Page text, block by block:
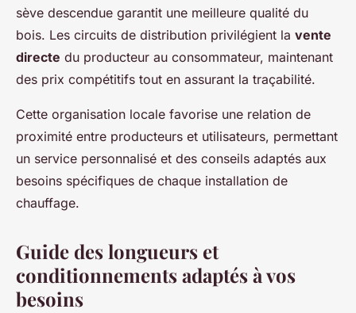
sève descendue garantit une meilleure qualité du
bois. Les circuits de distribution privilégient la vente
directe du producteur au consommateur, maintenant
des prix compétitifs tout en assurant la traçabilité.
Cette organisation locale favorise une relation de
proximité entre producteurs et utilisateurs, permettant
un service personnalisé et des conseils adaptés aux
besoins spécifiques de chaque installation de
chauffage.
Guide des longueurs et
conditionnements adaptés à vos
besoins